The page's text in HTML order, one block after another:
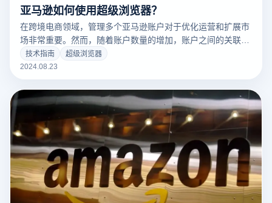
亚马逊如何使用超级浏览器？
在跨境电商领域，管理多个亚马逊账户对于优化运营和扩展市
场非常重要。然而，随着账户数量的增加，账户之间的关联问
题变得愈加复杂。为了提高管理效率并解决这些问题，许多卖
家选择使用超级浏览器。超级浏览器能够提供独立的浏览环境
将介绍如何有效使用亚马逊超级浏览器，以帮助卖家实现快速
高效的账户管理。
技术指南
超级浏览器
2024.08.23